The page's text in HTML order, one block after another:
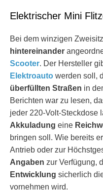
Elektrischer Mini
Bei dem winzigen
hintereinander
Scooter. Der Hersteller
Elektroauto werden soll,
überfüllten Straßen in
Berichten war zu lesen,
jeder 220-Volt-Steckdose
Akkuladung eine
bringen soll. Wie bereits
Antrieb oder zur
Angaben zur Verfügung,
Entwicklung sicherlich
vornehmen wird.